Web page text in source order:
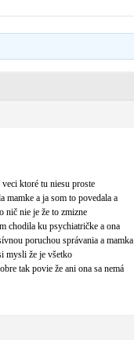
ktoré tu niesu proste
mamke a ja som to povedala a
nič nie je že to zmizne
chodila ku psychiatričke a ona
poruchou správania a mamka
mysli že je všetko
tak povie že ani ona sa nemá